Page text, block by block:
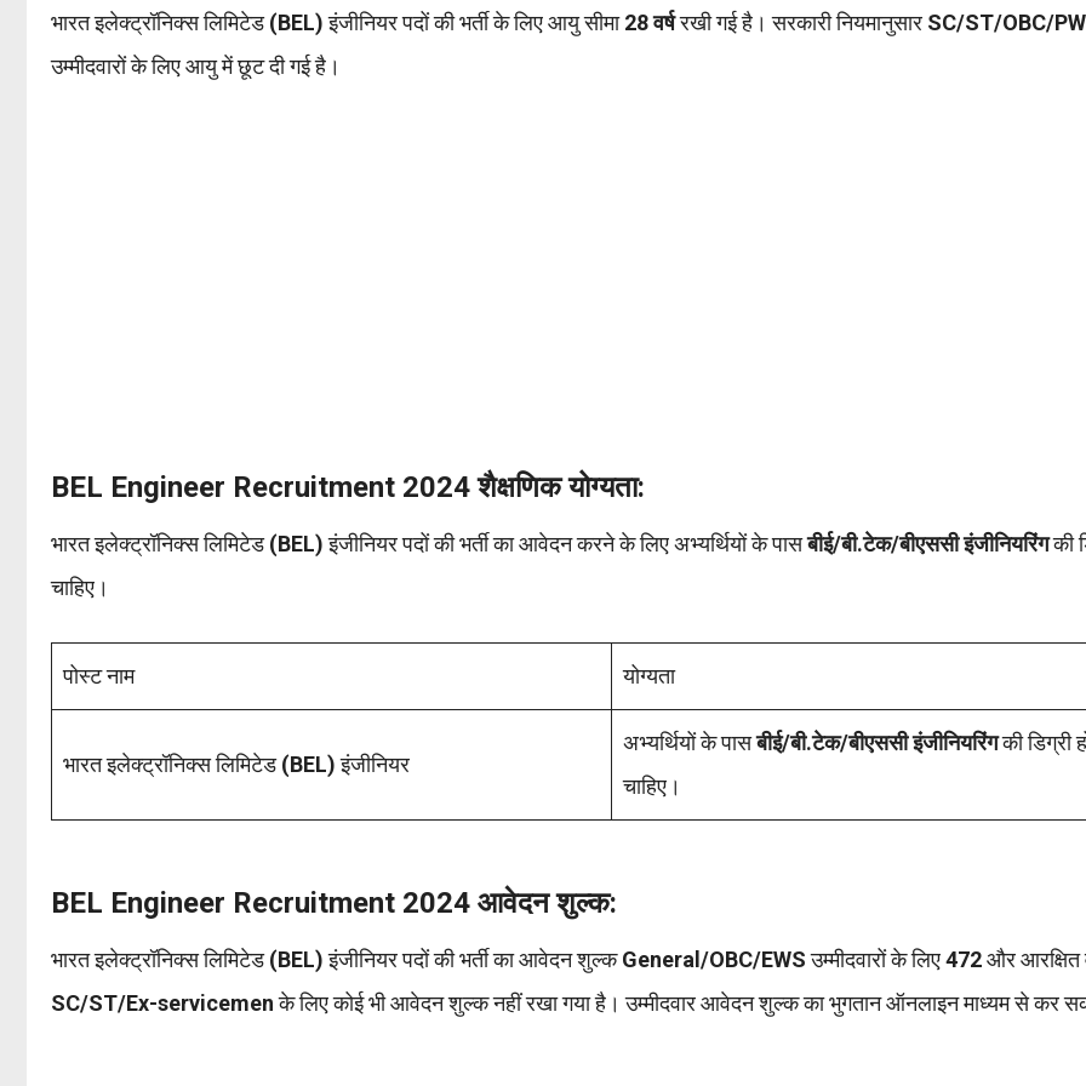
भारत इलेक्ट्रॉनिक्स लिमिटेड(BEL)इंजीनियर पदों की भर्ती के लिए आयु सीमा28 वर्षरखी गई है। सरकारी नियमानुसार SC/ST/OBC/
उम्मीदवारों के लिए आयु में छूट दी गई है।
BEL Engineer Recruitment 2024 शैक्षणिक योग्यता:
भारत इलेक्ट्रॉनिक्स लिमिटेड(BEL)इंजीनियर पदों की भर्ती का आवेदन करने के लिए अभ्यर्थियों के पासबीई/बी.टेक/बीएससी इंजीनियरिंगकी
चाहिए।
पोस्ट नाम योग्यता
भारत इलेक्ट्रॉनिक्स लिमिटेड(BEL)इंजीनियर
अभ्यर्थियों के पासबीई/बी.टेक/बीएससी इंजीनियरिंगकी डिग्री
चाहिए।
BEL Engineer Recruitment 2024 आवेदन शुल्क:
भारत इलेक्ट्रॉनिक्स लिमिटेड(BEL)इंजीनियर पदों की भर्ती का आवेदन शुल्कGeneral/OBC/EWSउम्मीदवारों के लिए472और आरक्षित
SC/ST/Ex-servicemenके लिए कोई भी आवेदन शुल्क नहीं रखा गया है। उम्मीदवार आवेदन शुल्क का भुगतान ऑनलाइन माध्यम से कर